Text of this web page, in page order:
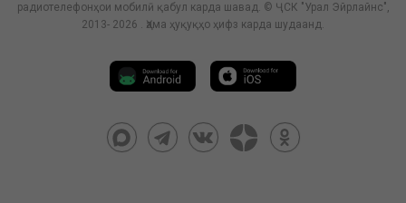
радиотелефонҳои мобилӣ қабул карда шавад. © ҶСК "Урал Эйрлайнс",
2013- 2026 . Ҳама ҳуқуқҳо ҳифз карда шудаанд.